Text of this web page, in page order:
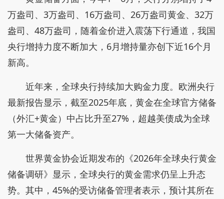
万盎司、3万盎司、16万盎司、26万盎司黄金、32万
盎司、48万盎司，随着金价进入震荡下行通道，我国
央行增持力度不断加大，6月增持量亦创下近16个月
新高。
近年来，全球央行持续加大购金力度。欧洲央行
最新报告显示，截至2025年底，黄金在全球官方储备
（外汇+黄金）中占比升至27%，超越美债成为全球
第一大储备资产。
世界黄金协会近期发布的《2026年全球央行黄金
储备调研》显示，全球央行的黄金需求仍呈上升态
势。其中，45%的受访储备管理者表示，预计其所在